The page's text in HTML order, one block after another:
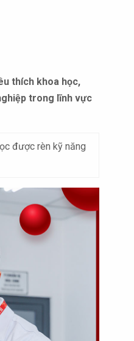
thích khoa học,
trong lĩnh vực
được rèn kỹ năng